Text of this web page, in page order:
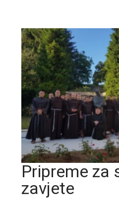
Pripreme za
zavjete